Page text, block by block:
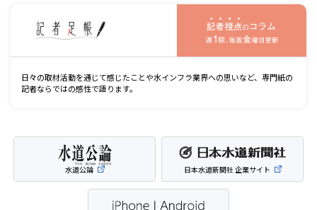
日々の取材活動を通じて感じたことや水インフラ業界への思いなど、専門紙の
記者ならではの感性で語ります。
水道公論 日本水道新聞社 企業サイト